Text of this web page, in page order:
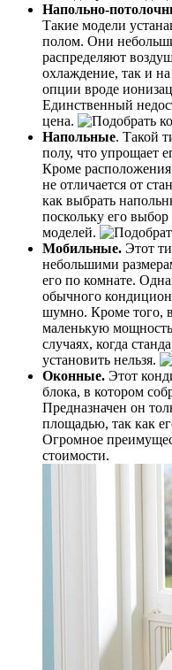
Напольно-
Такие модели
полом. Они
распределяют
охлаждение, так и
опции вроде
Единственный
цена.
Напольные. Такой
полу, что упрощает
Кроме
не отличается от
как выбрать
поскольку его
моделей.
Мобильные. Этот
небольшими
его по комнате.
обычного
шумно. Кроме того,
маленькую
случаях, когда
установить нельзя.
Оконные. Этот
блока, в котором
Предназначен он
площадью, так как
Огромное
стоимости.